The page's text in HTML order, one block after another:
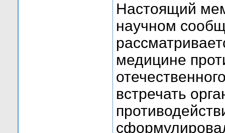
Настоящий
научном
медицине
встречать